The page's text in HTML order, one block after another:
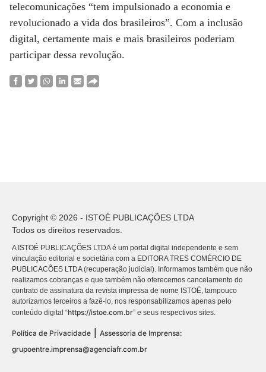
telecomunicações “tem impulsionado a economia e
revolucionado a vida dos brasileiros”. Com a inclusão
digital, certamente mais e mais brasileiros poderiam
participar dessa revolução.
Copyright © 2026 - ISTOÉ PUBLICAÇÕES LTDA
Todos os direitos reservados.
A ISTOÉ PUBLICAÇÕES LTDA é um portal digital independente e sem
vinculação editorial e societária com a EDITORA TRES COMÉRCIO DE
PUBLICACÕES LTDA (recuperação judicial). Informamos também que não
realizamos cobranças e que também não oferecemos cancelamento do
contrato de assinatura da revista impressa de nome ISTOÉ, tampouco
autorizamos terceiros a fazê-lo, nos responsabilizamos apenas pelo
conteúdo digital “https://istoe.com.br” e seus respectivos sites.
Política de Privacidade
Assessoria de Imprensa:
grupoentre.imprensa@agenciafr.com.br